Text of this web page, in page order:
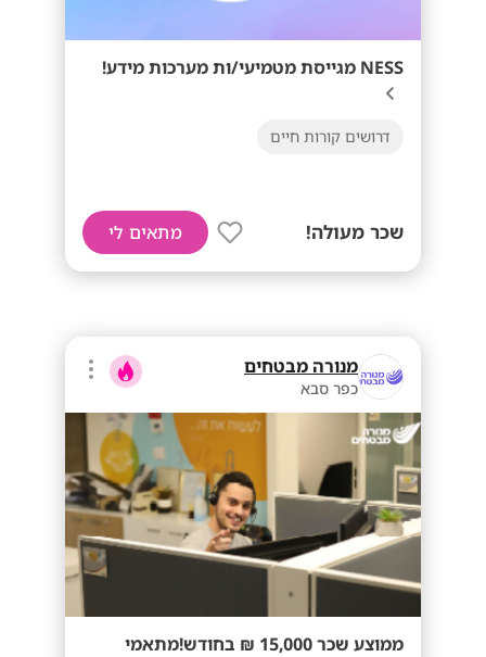
NESS מגייסת מטמיעי/ות מערכות מידע!
דרושים קורות חיים
שכר מעולה! מתאים לי
מנורה מבטחים
כפר סבא
ממוצע שכר 15,000 ₪ בחודש!מתאמי